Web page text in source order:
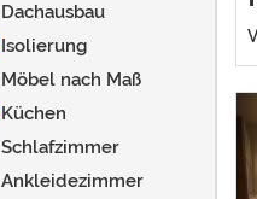
Dachausbau
Isolierung
Möbel nach Maß
Küchen
Schlafzimmer
Ankleidezimmer